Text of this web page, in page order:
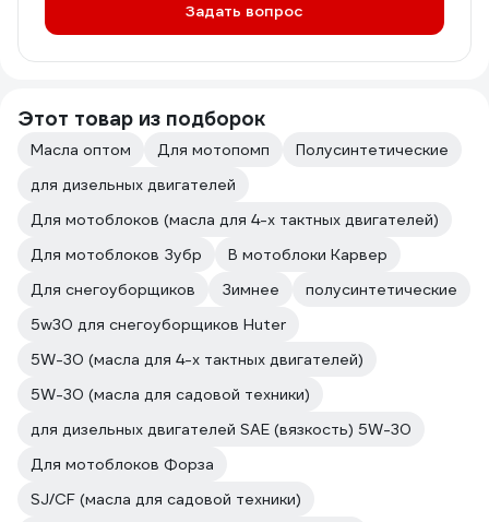
Задать вопрос
Этот товар из подборок
Масла оптом Для мотопомп
Полусинтетические
для дизельных двигателей
Для мотоблоков (масла для 4-х тактных двигателей)
Для мотоблоков Зубр
В мотоблоки Карвер
Для снегоуборщиков
Зимнее
полусинтетические
5w30 для снегоуборщиков Huter
5W-30 (масла для 4-х тактных двигателей)
5W-30 (масла для садовой техники)
для дизельных двигателей SAE (вязкость) 5W-30
Для мотоблоков Форза
SJ/CF (масла для садовой техники)